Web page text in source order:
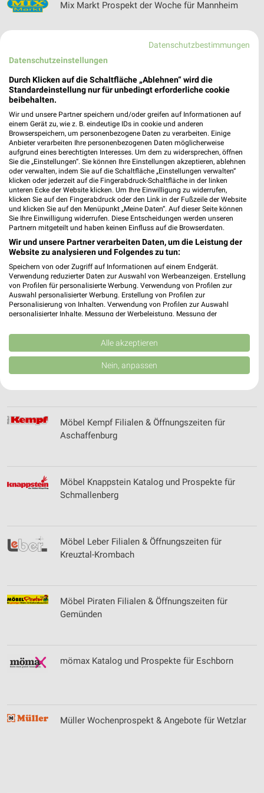
Mix Markt Prospekt der Woche für Mannheim
Modehaus Ahrens Filialen & Öffnungszeiten für
Marburg
Mr. Wash Filialen & Öffnungszeiten für Frankfurt
Möbel Bald Filialen & Öffnungszeiten für Siegen
Möbel Boss Katalog und Prospekte für
Offenbach am Main
Möbel Dahlmann Katalog und Prospekte
Möbelhaus Albiez Filialen & Öffnungszeiten für
Bensheim-Auerbach
Möbel Kempf Filialen & Öffnungszeiten für
Aschaffenburg
Möbel Knappstein Katalog und Prospekte für
Schmallenberg
Möbel Leber Filialen & Öffnungszeiten für
Kreuztal-Krombach
Möbel Piraten Filialen & Öffnungszeiten für
Gemünden
mömax Katalog und Prospekte für Eschborn
Müller Wochenprospekt & Angebote für Wetzlar
Datenschutzbestimmungen
Datenschutzeinstellungen
Durch Klicken auf die Schaltfläche „Ablehnen“ wird die
Standardeinstellung nur für unbedingt erforderliche cookie
beibehalten.
Wir und unsere Partner speichern und/oder greifen auf Informationen auf
einem Gerät zu, wie z. B. eindeutige IDs in cookie und anderen
Browserspeichern, um personenbezogene Daten zu verarbeiten. Einige
Anbieter verarbeiten Ihre personenbezogenen Daten möglicherweise
aufgrund eines berechtigten Interesses. Um dem zu widersprechen, öffnen
Sie die „Einstellungen“. Sie können Ihre Einstellungen akzeptieren, ablehnen
oder verwalten, indem Sie auf die Schaltfläche „Einstellungen verwalten“
klicken oder jederzeit auf die Fingerabdruck-Schaltfläche in der linken
unteren Ecke der Website klicken. Um Ihre Einwilligung zu widerrufen,
klicken Sie auf den Fingerabdruck oder den Link in der Fußzeile der Website
und klicken Sie auf den Menüpunkt „Meine Daten“. Auf dieser Seite können
Sie Ihre Einwilligung widerrufen. Diese Entscheidungen werden unseren
Partnern mitgeteilt und haben keinen Einfluss auf die Browserdaten.
Wir und unsere Partner verarbeiten Daten, um die Leistung der
Website zu analysieren und Folgendes zu tun:
Speichern von oder Zugriff auf Informationen auf einem Endgerät.
Verwendung reduzierter Daten zur Auswahl von Werbeanzeigen. Erstellung
von Profilen für personalisierte Werbung. Verwendung von Profilen zur
Auswahl personalisierter Werbung. Erstellung von Profilen zur
Personalisierung von Inhalten. Verwendung von Profilen zur Auswahl
personalisierter Inhalte. Messung der Werbeleistung. Messung der
Kombinationen von Daten aus verschiedenen Quellen. Entwicklung und
Verbesserung der Angebote. Verwendung reduzierter Daten zur Auswahl
von Inhalten.
Daten können außerhalb der Europäischen Union weitergegeben und in die
USA gesendet werden.
Website/App.
Wir nutzen Ihre Daten für folgende Zwecke:
IAB-Verarbeitungszwecke:
Verwendung reduzierter Daten zur Auswahl von
Werbeanzeigen
Werbung
Verwendung von Profilen zur Auswahl
Erstellung von Profilen zur Personalisierung
von Inhalten
Messung der Werbeleistung
Kombinationen von Daten aus verschiedenen
Alle akzeptieren
Nein, anpassen